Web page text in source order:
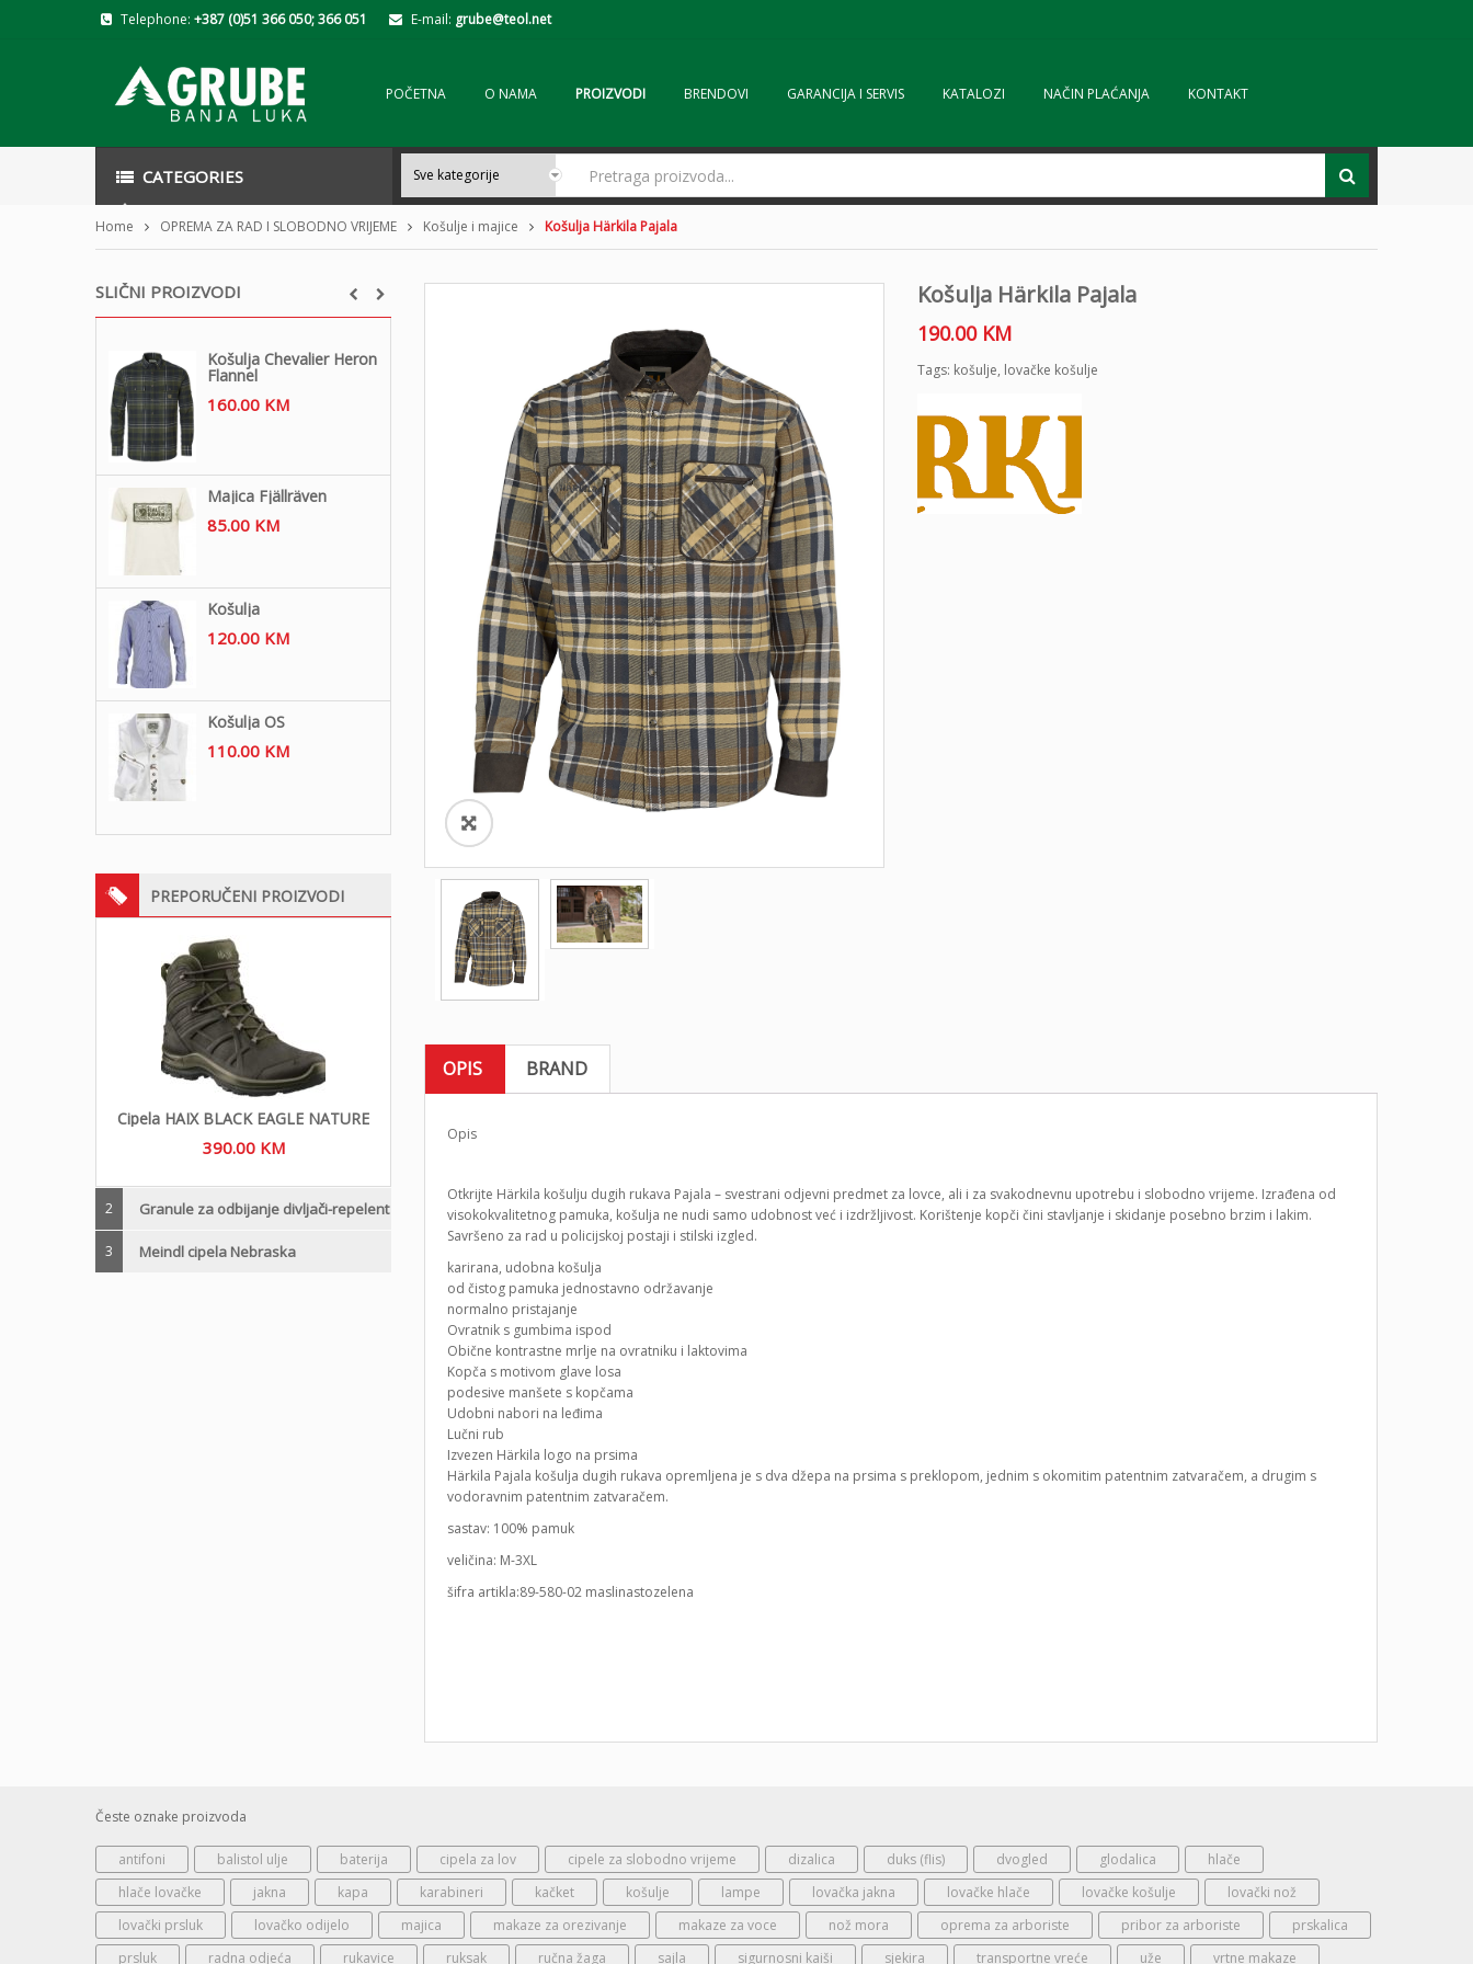
Telephone: +387 (0)51 366 050; 366 051 E-mail: grube@teol.net
POČETNA O NAMA PROIZVODI BRENDOVI GARANCIJA I SERVIS KATALOZI NAČIN PLAĆANJA KONTAKT
CATEGORIES
Home OPREMA ZA RAD I SLOBODNO VRIJEME Košulje i majice Košulja Härkila Pajala
SLIČNI PROIZVODI
Košulja Chevalier Heron
Flannel
160.00 KM
Majica Fjällräven
85.00 KM
Košulja
120.00 KM
Košulja OS
110.00 KM
PREPORUČENI PROIZVODI
Cipela HAIX BLACK EAGLE NATURE
390.00 KM
2 Granule za odbijanje divljači-repelent
3 Meindl cipela Nebraska
Košulja Härkila Pajala
190.00 KM
Tags: košulje, lovačke košulje
OPIS BRAND
Opis
Otkrijte Härkila košulju dugih rukava Pajala – svestrani odjevni predmet za lovce, ali i za svakodnevnu upotrebu i slobodno vrijeme. Izrađena od
visokokvalitetnog pamuka, košulja ne nudi samo udobnost već i izdržljivost. Korištenje kopči čini stavljanje i skidanje posebno brzim i lakim.
Savršeno za rad u policijskoj postaji i stilski izgled.
karirana, udobna košulja
od čistog pamuka jednostavno održavanje
normalno pristajanje
Ovratnik s gumbima ispod
Obične kontrastne mrlje na ovratniku i laktovima
Kopča s motivom glave losa
podesive manšete s kopčama
Udobni nabori na leđima
Lučni rub
Izvezen Härkila logo na prsima
Härkila Pajala košulja dugih rukava opremljena je s dva džepa na prsima s preklopom, jednim s okomitim patentnim zatvaračem, a drugim s
vodoravnim patentnim zatvaračem.
sastav: 100% pamuk
veličina: M-3XL
šifra artikla:89-580-02 maslinastozelena
Česte oznake proizvoda
antifoni balistol ulje baterija cipela za lov cipele za slobodno vrijeme dizalica duks (flis) dvogled glodalica
hlače
hlače lovačke
jakna kapa karabineri kačket košulje lampe lovačka jakna lovačke hlače lovačke košulje
lovački nož
lovački prsluk
lovačko odijelo majica makaze za orezivanje makaze za voce nož mora oprema za arboriste pribor za arboriste
prskalica
prsluk
radna odjeća rukavice ruksak ručna žaga sajla sigurnosni kaiši sjekira transportne vreće uže vrtne makaze